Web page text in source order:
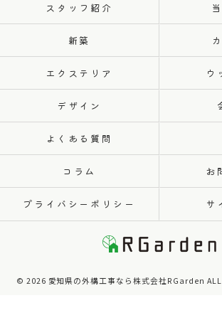
スタッフ紹介
新築
エクステリア ウ
デザイン
よくある質問
コラム お
プライバシーポリシー サ
© 2026 愛知県の外構工事なら株式会社RGarden ALL